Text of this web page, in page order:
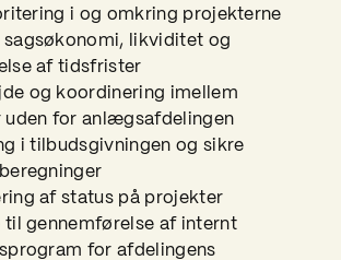
i og omkring projekterne
sagsøkonomi, likviditet og
af tidsfrister
og koordinering imellem
uden for anlægsafdelingen
i tilbudsgivningen og sikre
af status på projekter
til gennemførelse af internt
for afdelingens